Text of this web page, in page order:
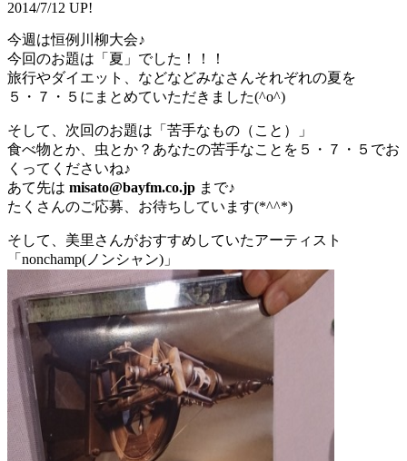
2014/7/12 UP!
今週は恒例川柳大会♪
今回のお題は「夏」でした！！！
旅行やダイエット、などなどみなさんそれぞれの夏を
５・７・５にまとめていただきました(^o^)
そして、次回のお題は「苦手なもの（こと）」
食べ物とか、虫とか？あなたの苦手なことを５・７・５でお
くってくださいね♪
あて先は misato@bayfm.co.jp まで♪
たくさんのご応募、お待ちしています(*^^*)
そして、美里さんがおすすめしていたアーティスト
「nonchamp(ノンシャン)」